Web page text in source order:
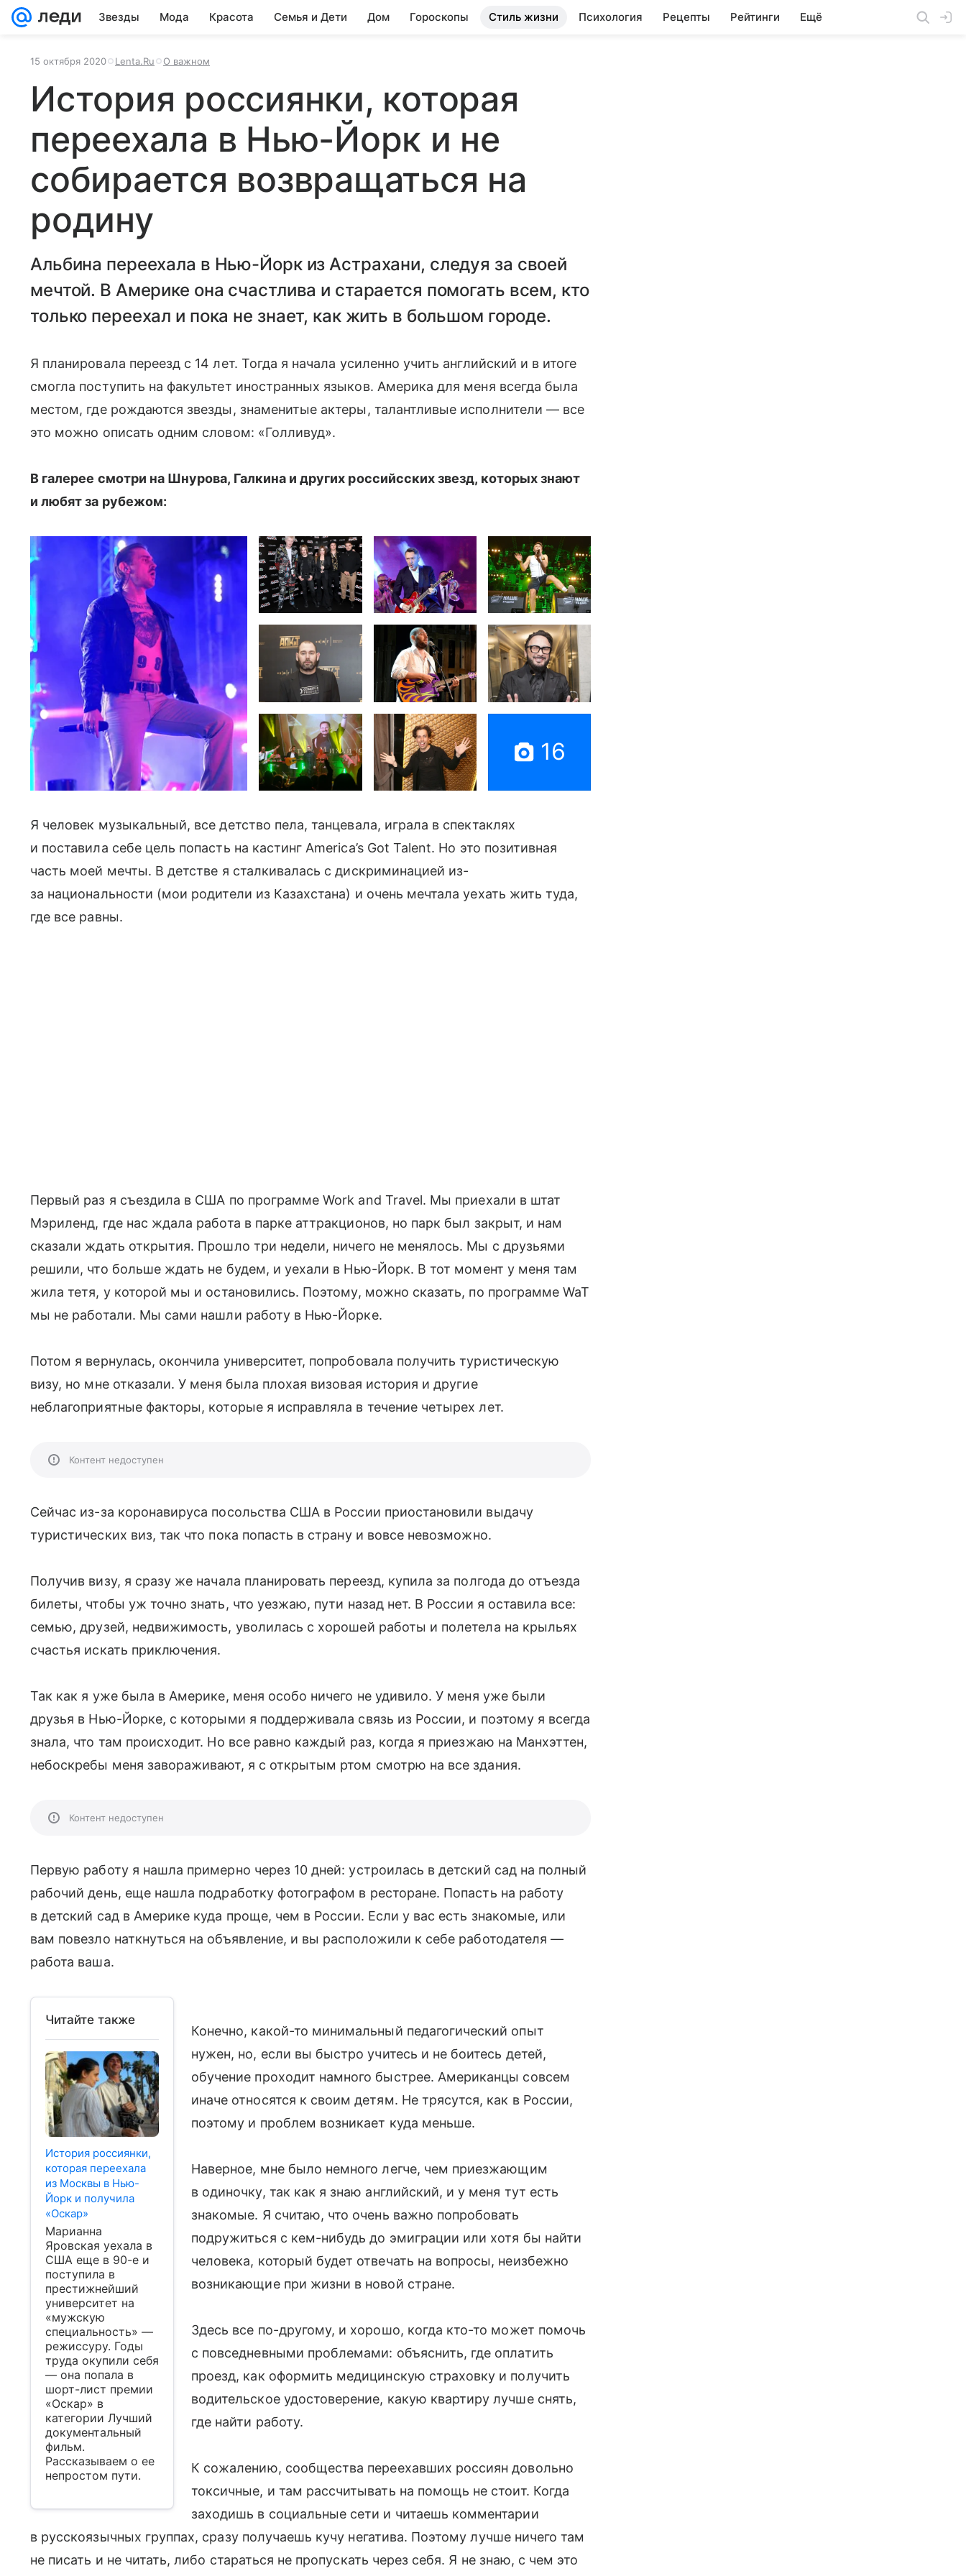
Звезды Мода Красота Семья и Дети Дом Гороскопы Стиль жизни Психология Рецепты Рейтинги Ещё
15 октября 2020 Lenta.Ru О важном
История россиянки, которая
переехала в Нью-Йорк и не
собирается возвращаться на
родину
Альбина переехала в Нью-Йорк из Астрахани, следуя за своей
мечтой. В Америке она счастлива и старается помогать всем, кто
только переехал и пока не знает, как жить в большом городе.
Я планировала переезд с 14 лет. Тогда я начала усиленно учить английский и в итоге
смогла поступить на факультет иностранных языков. Америка для меня всегда была
местом, где рождаются звезды, знаменитые актеры, талантливые исполнители — все
это можно описать одним словом: «Голливуд».
В галерее смотри на Шнурова, Галкина и других российсских звезд, которых знают
и любят за рубежом:
16
Я человек музыкальный, все детство пела, танцевала, играла в спектаклях
и поставила себе цель попасть на кастинг America’s Got Talent. Но это позитивная
часть моей мечты. В детстве я сталкивалась с дискриминацией из-
за национальности (мои родители из Казахстана) и очень мечтала уехать жить туда,
где все равны.
Первый раз я съездила в США по программе Work and Travel. Мы приехали в штат
Мэриленд, где нас ждала работа в парке аттракционов, но парк был закрыт, и нам
сказали ждать открытия. Прошло три недели, ничего не менялось. Мы с друзьями
решили, что больше ждать не будем, и уехали в Нью-Йорк. В тот момент у меня там
жила тетя, у которой мы и остановились. Поэтому, можно сказать, по программе WaT
мы не работали. Мы сами нашли работу в Нью-Йорке.
Потом я вернулась, окончила университет, попробовала получить туристическую
визу, но мне отказали. У меня была плохая визовая история и другие
неблагоприятные факторы, которые я исправляла в течение четырех лет.
Контент недоступен
Сейчас из-за коронавируса посольства США в России приостановили выдачу
туристических виз, так что пока попасть в страну и вовсе невозможно.
Получив визу, я сразу же начала планировать переезд, купила за полгода до отъезда
билеты, чтобы уж точно знать, что уезжаю, пути назад нет. В России я оставила все:
семью, друзей, недвижимость, уволилась с хорошей работы и полетела на крыльях
счастья искать приключения.
Так как я уже была в Америке, меня особо ничего не удивило. У меня уже были
друзья в Нью-Йорке, с которыми я поддерживала связь из России, и поэтому я всегда
знала, что там происходит. Но все равно каждый раз, когда я приезжаю на Манхэттен,
небоскребы меня завораживают, я с открытым ртом смотрю на все здания.
Контент недоступен
Первую работу я нашла примерно через 10 дней: устроилась в детский сад на полный
рабочий день, еще нашла подработку фотографом в ресторане. Попасть на работу
в детский сад в Америке куда проще, чем в России. Если у вас есть знакомые, или
вам повезло наткнуться на объявление, и вы расположили к себе работодателя —
работа ваша.
Читайте также
История россиянки,
которая переехала
из Москвы в Нью-
Йорк и получила
«Оскар»
Марианна
Яровская уехала в
США еще в 90-е и
поступила в
престижнейший
университет на
«мужскую
специальность» —
режиссуру. Годы
труда окупили себя
— она попала в
шорт-лист премии
«Оскар» в
категории Лучший
документальный
фильм.
Рассказываем о ее
непростом пути.
Конечно, какой-то минимальный педагогический опыт
нужен, но, если вы быстро учитесь и не боитесь детей,
обучение проходит намного быстрее. Американцы совсем
иначе относятся к своим детям. Не трясутся, как в России,
поэтому и проблем возникает куда меньше.
Наверное, мне было немного легче, чем приезжающим
в одиночку, так как я знаю английский, и у меня тут есть
знакомые. Я считаю, что очень важно попробовать
подружиться с кем-нибудь до эмиграции или хотя бы найти
человека, который будет отвечать на вопросы, неизбежно
возникающие при жизни в новой стране.
Здесь все по-другому, и хорошо, когда кто-то может помочь
с повседневными проблемами: объяснить, где оплатить
проезд, как оформить медицинскую страховку и получить
водительское удостоверение, какую квартиру лучше снять,
где найти работу.
К сожалению, сообщества переехавших россиян довольно
токсичные, и там рассчитывать на помощь не стоит. Когда
заходишь в социальные сети и читаешь комментарии
в русскоязычных группах, сразу получаешь кучу негатива. Поэтому лучше ничего там
не писать и не читать, либо стараться не пропускать через себя. Я не знаю, с чем это